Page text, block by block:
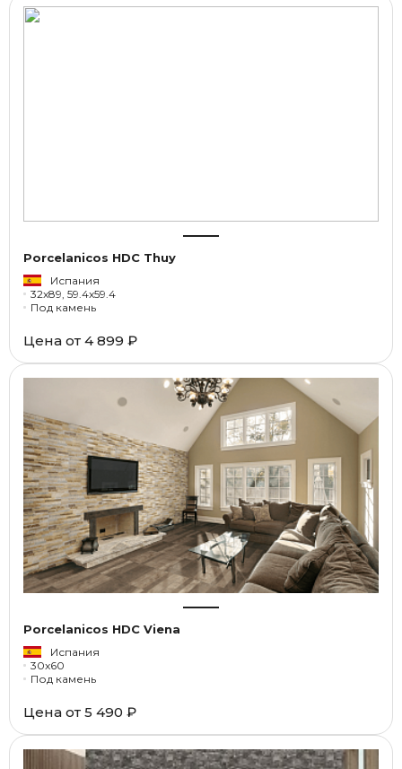
Porcelanicos HDC Thuy
Испания
32x89, 59.4x59.4
Под камень
Цена от 4 899 ₽
Porcelanicos HDC Viena
Испания
30x60
Под камень
Цена от 5 490 ₽